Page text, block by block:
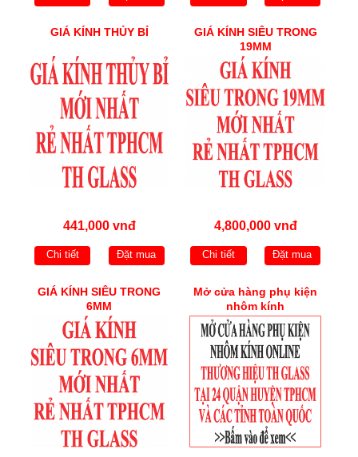
GIÁ KÍNH THỦY BỈ
441,000 vnđ
Chi tiết Đặt mua
GIÁ KÍNH SIÊU TRONG
19MM
4,800,000 vnđ
Chi tiết Đặt mua
GIÁ KÍNH SIÊU TRONG
6MM
Mở cửa hàng phụ kiện
nhôm kính